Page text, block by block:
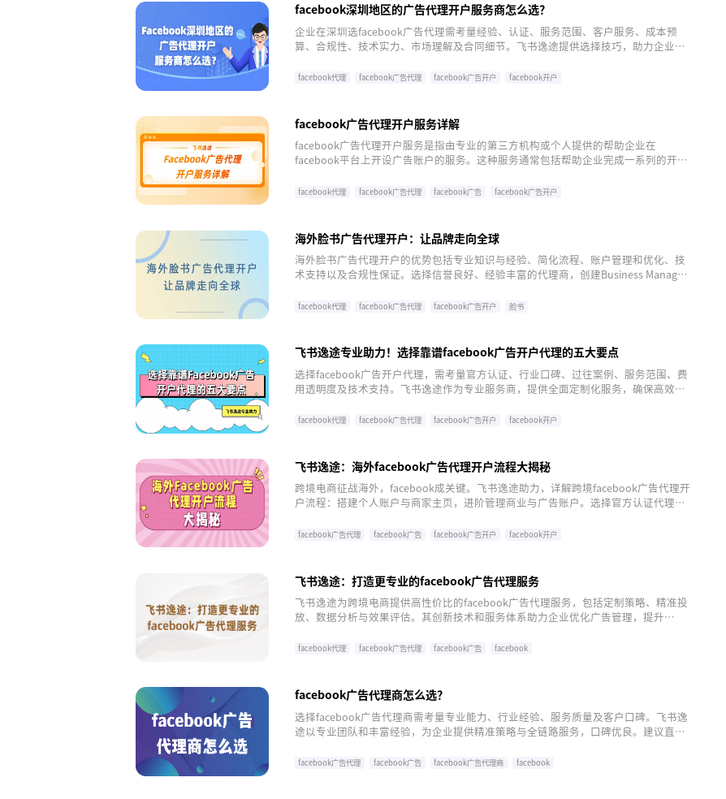
facebook深圳地区的广告代理开户服务商怎么选？
企业在深圳选facebook广告代理需考量经验、认证、服务范围、客户服务、成本预
算、合规性、技术实力、市场理解及合同细节。飞书逸途提供选择技巧，助力企业精
facebook代理 facebook广告代理 facebook广告开户 facebook开户
facebook广告代理开户服务详解
facebook广告代理开户服务是指由专业的第三方机构或个人提供的帮助企业在
facebook平台上开设广告账户的服务。这种服务通常包括帮助企业完成一系列的开户
年，具有丰富的媒介采买服务经验，可以提供一站式代理服务。
facebook代理 facebook广告代理 facebook广告 facebook广告开户
海外脸书广告代理开户：让品牌走向全球
海外脸书广告代理开户的优势包括专业知识与经验、简化流程、账户管理和优化、技
术支持以及合规性保证。选择信誉良好、经验丰富的代理商，创建Business Manager
开户，可获得专业投放支持。
facebook代理 facebook广告代理 facebook广告开户 脸书
飞书逸途专业助力！选择靠谱facebook广告开户代理的五大要点
选择facebook广告开户代理，需考量官方认证、行业口碑、过往案例、服务范围、费
用透明度及技术支持。飞书逸途作为专业服务商，提供全面定制化服务，确保高效营
facebook代理 facebook广告代理 facebook广告开户 facebook开户
飞书逸途：海外facebook广告代理开户流程大揭秘
跨境电商征战海外，facebook成关键。飞书逸途助力，详解跨境facebook广告代理开
户流程：搭建个人账户与商家主页，进阶管理商业与广告账户。选择官方认证代理，
大化效果。点击注册，共启全球营销新篇章。
facebook广告代理 facebook广告 facebook广告开户 facebook开户
飞书逸途：打造更专业的facebook广告代理服务
飞书逸途为跨境电商提供高性价比的facebook广告代理服务，包括定制策略、精准投
放、数据分析与效果评估。其创新技术和服务体系助力企业优化广告管理，提升
效广告之旅。
facebook代理 facebook广告代理 facebook广告 facebook
facebook广告代理商怎么选？
选择facebook广告代理商需考量专业能力、行业经验、服务质量及客户口碑。飞书逸
途以专业团队和丰富经验，为企业提供精准策略与全链路服务，口碑优良。建议直接
facebook广告代理 facebook广告 facebook广告代理商 facebook